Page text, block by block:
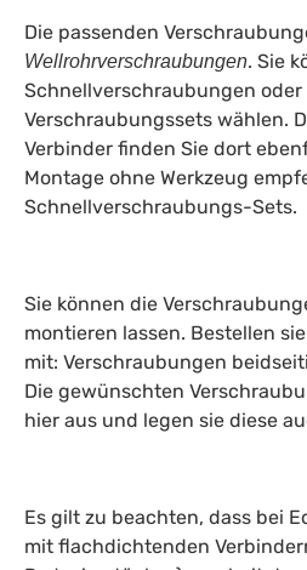
Die passenden
Wellrohrverschraubungen. Sie
Schnellverschraubungen oder
Verschraubungssets wählen.
Verbinder finden Sie dort
Montage ohne Werkzeug
Schnellverschraubungs-Sets.
Sie können die
montieren lassen. Bestellen
mit: Verschraubungen
Die gewünschten
hier aus und legen sie diese
Es gilt zu beachten, dass bei
mit flachdichtenden